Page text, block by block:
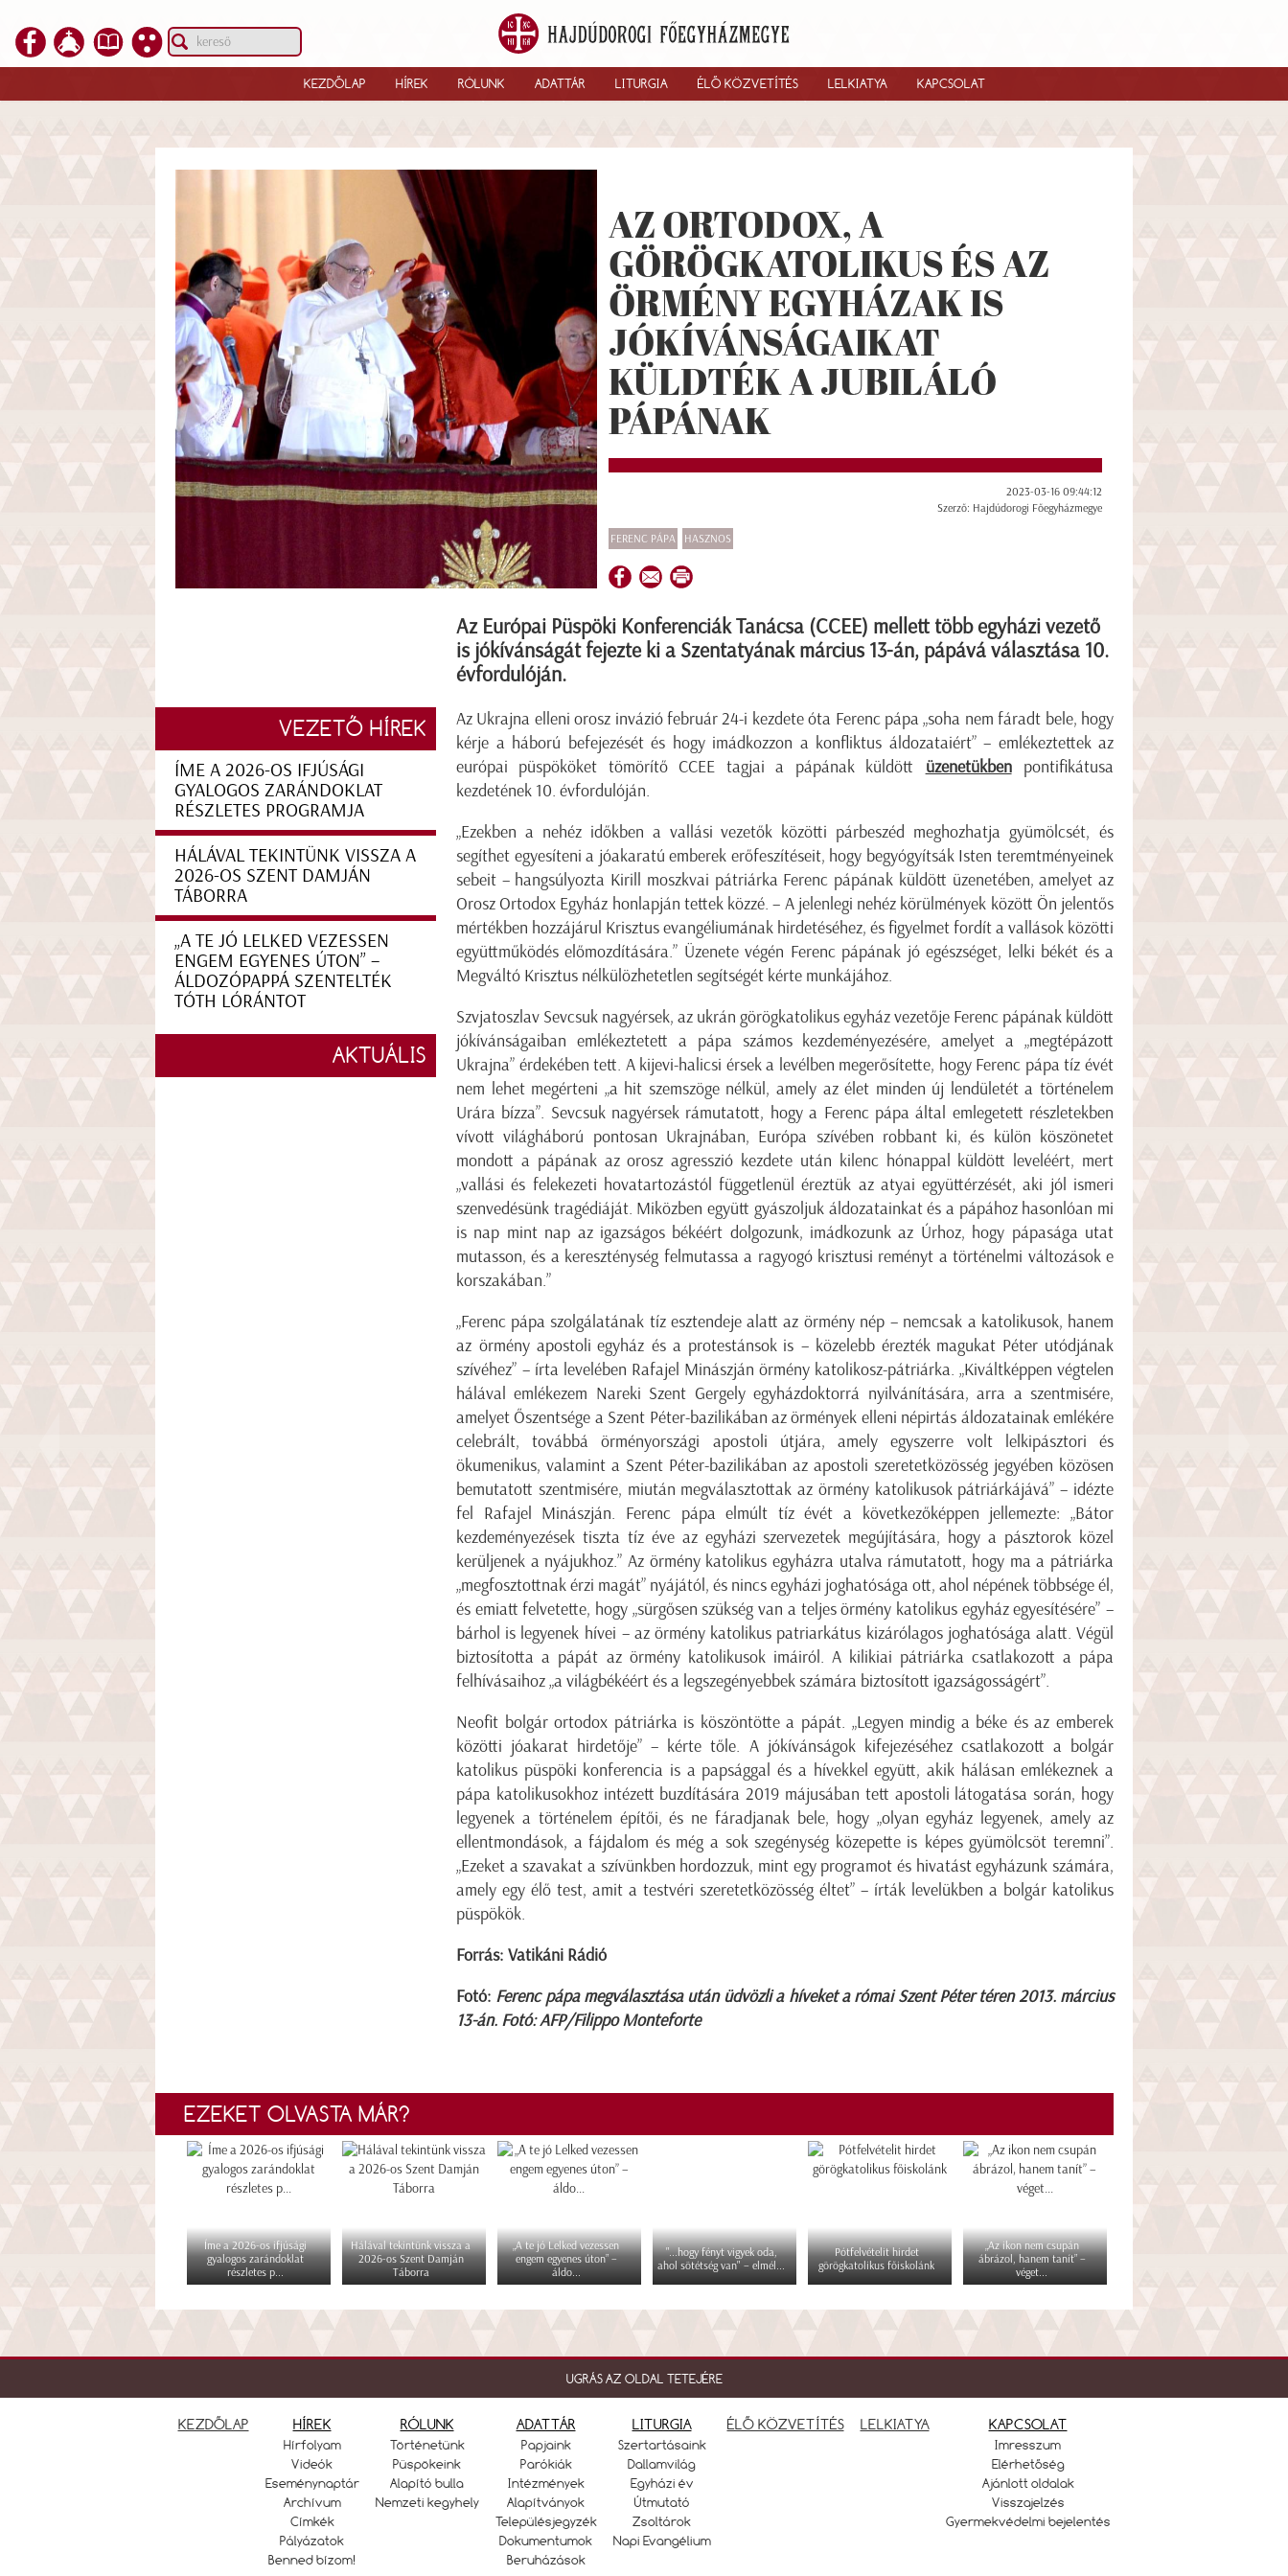
KEZDŐLAP HÍREK RÓLUNK ADATTÁR LITURGIA ÉLŐ KÖZVETÍTÉS LELKIATYA KAPCSOLAT
AZ ORTODOX, A
GÖRÖGKATOLIKUS ÉS AZ
ÖRMÉNY EGYHÁZAK IS
JÓKÍVÁNSÁGAIKAT
KÜLDTÉK A JUBILÁLÓ
PÁPÁNAK
2023-03-16 09:44:12
Szerző: Hajdúdorogi Főegyházmegye
FERENC PÁPA HASZNOS
Az Európai Püspöki Konferenciák Tanácsa (CCEE) mellett több egyházi vezető
is jókívánságát fejezte ki a Szentatyának március 13-án, pápává választása 10.
évfordulóján.
Az Ukrajna elleni orosz invázió február 24-i kezdete óta Ferenc pápa „soha nem fáradt bele, hogy
kérje a háború befejezését és hogy imádkozzon a konfliktus áldozataiért” – emlékeztettek az
európai püspököket tömörítő CCEE tagjai a pápának küldött üzenetükbenpontifikátusa
kezdetének 10. évfordulóján.
„Ezekben a nehéz időkben a vallási vezetők közötti párbeszéd meghozhatja gyümölcsét, és
segíthet egyesíteni a jóakaratú emberek erőfeszítéseit, hogy begyógyítsák Isten teremtményeinek
sebeit – hangsúlyozta Kirill moszkvai pátriárka Ferenc pápának küldött üzenetében, amelyet az
Orosz Ortodox Egyház honlapján tettek közzé. – A jelenlegi nehéz körülmények között Ön jelentős
mértékben hozzájárul Krisztus evangéliumának hirdetéséhez, és figyelmet fordít a vallások közötti
együttműködés előmozdítására.” Üzenete végén Ferenc pápának jó egészséget, lelki békét és a
Megváltó Krisztus nélkülözhetetlen segítségét kérte munkájához.
Szvjatoszlav Sevcsuk nagyérsek, az ukrán görögkatolikus egyház vezetője Ferenc pápának küldött
jókívánságaiban emlékeztetett a pápa számos kezdeményezésére, amelyet a „megtépázott
Ukrajna” érdekében tett. A kijevi-halicsi érsek a levélben megerősítette, hogy Ferenc pápa tíz évét
nem lehet megérteni „a hit szemszöge nélkül, amely az élet minden új lendületét a történelem
Urára bízza”. Sevcsuk nagyérsek rámutatott, hogy a Ferenc pápa által emlegetett részletekben
vívott világháború pontosan Ukrajnában, Európa szívében robbant ki, és külön köszönetet
mondott a pápának az orosz agresszió kezdete után kilenc hónappal küldött leveléért, mert
„vallási és felekezeti hovatartozástól függetlenül éreztük az atyai együttérzését, aki jól ismeri
szenvedésünk tragédiáját. Miközben együtt gyászoljuk áldozatainkat és a pápához hasonlóan mi
is nap mint nap az igazságos békéért dolgozunk, imádkozunk az Úrhoz, hogy pápasága utat
mutasson, és a kereszténység felmutassa a ragyogó krisztusi reményt a történelmi változások e
korszakában.”
„Ferenc pápa szolgálatának tíz esztendeje alatt az örmény nép – nemcsak a katolikusok, hanem
az örmény apostoli egyház és a protestánsok is – közelebb érezték magukat Péter utódjának
szívéhez” – írta levelében Rafajel Minászján örmény katolikosz-pátriárka. „Kiváltképpen végtelen
hálával emlékezem Nareki Szent Gergely egyházdoktorrá nyilvánítására, arra a szentmisére,
amelyet Őszentsége a Szent Péter-bazilikában az örmények elleni népirtás áldozatainak emlékére
celebrált, továbbá örményországi apostoli útjára, amely egyszerre volt lelkipásztori és
ökumenikus, valamint a Szent Péter-bazilikában az apostoli szeretetközösség jegyében közösen
bemutatott szentmisére, miután megválasztottak az örmény katolikusok pátriárkájává” – idézte
fel Rafajel Minászján. Ferenc pápa elmúlt tíz évét a következőképpen jellemezte: „Bátor
kezdeményezések tiszta tíz éve az egyházi szervezetek megújítására, hogy a pásztorok közel
kerüljenek a nyájukhoz.” Az örmény katolikus egyházra utalva rámutatott, hogy ma a pátriárka
„megfosztottnak érzi magát” nyájától, és nincs egyházi joghatósága ott, ahol népének többsége él,
és emiatt felvetette, hogy „sürgősen szükség van a teljes örmény katolikus egyház egyesítésére” –
bárhol is legyenek hívei – az örmény katolikus patriarkátus kizárólagos joghatósága alatt. Végül
biztosította a pápát az örmény katolikusok imáiról. A kilikiai pátriárka csatlakozott a pápa
felhívásaihoz „a világbékéért és a legszegényebbek számára biztosított igazságosságért”.
Neofit bolgár ortodox pátriárka is köszöntötte a pápát. „Legyen mindig a béke és az emberek
közötti jóakarat hirdetője” – kérte tőle. A jókívánságok kifejezéséhez csatlakozott a bolgár
katolikus püspöki konferencia is a papsággal és a hívekkel együtt, akik hálásan emlékeznek a
pápa katolikusokhoz intézett buzdítására 2019 májusában tett apostoli látogatása során, hogy
legyenek a történelem építői, és ne fáradjanak bele, hogy „olyan egyház legyenek, amely az
ellentmondások, a fájdalom és még a sok szegénység közepette is képes gyümölcsöt teremni”.
„Ezeket a szavakat a szívünkben hordozzuk, mint egy programot és hivatást egyházunk számára,
amely egy élő test, amit a testvéri szeretetközösség éltet” – írták levelükben a bolgár katolikus
püspökök.
Forrás: Vatikáni Rádió
Fotó: Ferenc pápa megválasztása után üdvözli a híveket a római Szent Péter téren 2013. március
13-án. Fotó: AFP/Filippo Monteforte
VEZETŐ HÍREK
ÍME A 2026-OS IFJÚSÁGI
GYALOGOS ZARÁNDOKLAT
RÉSZLETES PROGRAMJA
HÁLÁVAL TEKINTÜNK VISSZA A
2026-OS SZENT DAMJÁN
TÁBORRA
„A TE JÓ LELKED VEZESSEN
ENGEM EGYENES ÚTON” –
ÁLDOZÓPAPPÁ SZENTELTÉK
TÓTH LÓRÁNTOT
AKTUÁLIS
EZEKET OLVASTA MÁR?
Íme a 2026-os ifjúsági
gyalogos zarándoklat
részletes p...
Hálával tekintünk vissza a
2026-os Szent Damján
Táborra
„A te jó Lelked vezessen
engem egyenes úton” –
áldo...
"...hogy fényt vigyek oda,
ahol sötétség van" – elmél...
Pótfelvételit hirdet
görögkatolikus főiskolánk
„Az ikon nem csupán
ábrázol, hanem tanít” –
véget...
UGRÁS AZ OLDAL TETEJÉRE
KEZDŐLAP HÍREK
Hírfolyam
Videók
Eseménynaptár
Archívum
Címkék
Pályázatok
Benned bízom!
RÓLUNK
Történetünk
Püspökeink
Alapító bulla
Nemzeti kegyhely
ADATTÁR
Papjaink
Parókiák
Intézmények
Alapítványok
Településjegyzék
Dokumentumok
Beruházások
LITURGIA
Szertartásaink
Dallamvilág
Egyházi év
Útmutató
Zsoltárok
Napi Evangélium
ÉLŐ KÖZVETÍTÉS LELKIATYA KAPCSOLAT
Imresszum
Elérhetőség
Ajánlott oldalak
Visszajelzés
Gyermekvédelmi bejelentés